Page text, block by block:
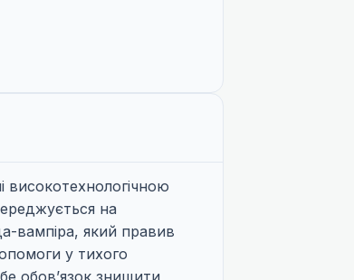
високотехнологічною
на
вампіра, який правив
у тихого
обов’язок знищити